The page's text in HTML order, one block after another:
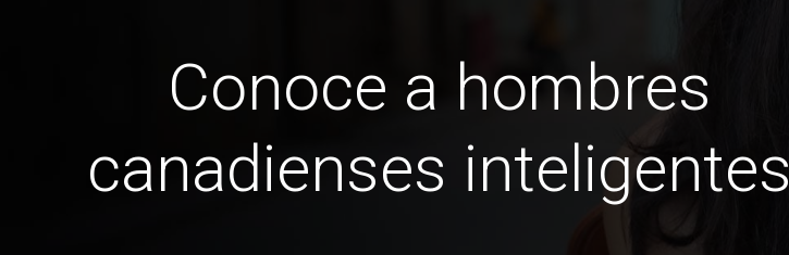
Conoce a hombres
canadienses inteligentes